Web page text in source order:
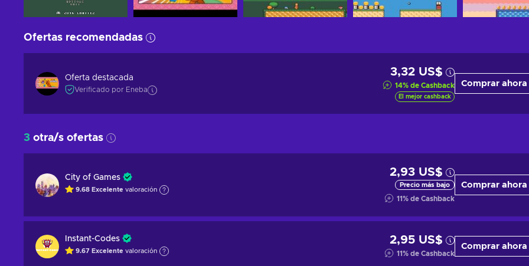
Ofertas recomendadas
Oferta destacada
Verificado por Eneba
3,32 US$
14% de Cashback
El mejor cashback
Comprar ahora
3 otra/s ofertas
City of Games
9.68 Excelente valoración
2,93 US$
Precio más bajo
11% de Cashback
Comprar ahora
Instant-Codes
9.67 Excelente valoración
2,95 US$
11% de Cashback
Comprar ahora